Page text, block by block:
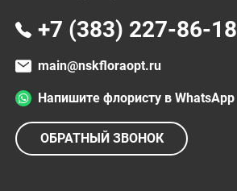
+7 (383) 227-86-18
main@nskfloraopt.ru
Напишите флористу в WhatsApp
ОБРАТНЫЙ ЗВОНОК